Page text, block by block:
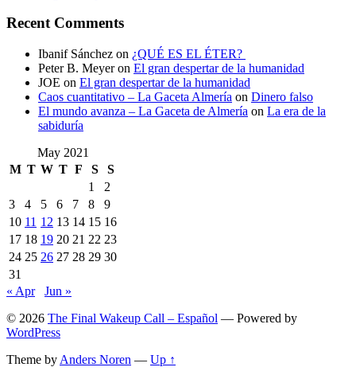
Recent Comments
Ibanif Sánchez on ¿QUÉ ES EL ÉTER?
Peter B. Meyeron El gran despertar de la humanidad
JOE on El gran despertar de la humanidad
Caos cuantitativo – La Gaceta Almería on Dinero falso
El mundo avanza – La Gaceta de Almería on La era de la
sabiduría
May 2021
M T W T F S
S
1
2
3
4 5 6 7 8
9
10 11 12 13 14 15 16
17 18 19 20 21 22 23
24 25 26 27 28 29 30
31
« Apr
Jun »
© 2026 The Final Wakeup Call – Español — Powered by
WordPress
Theme by Anders Noren — Up ↑